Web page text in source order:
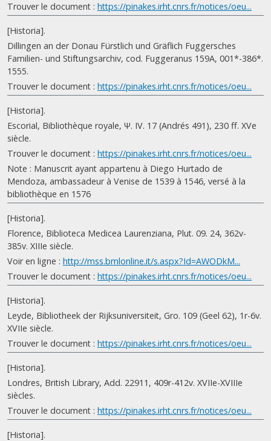
Trouver le document : https://pinakes.irht.cnrs.fr/notices/oeu...
[Historia].
Dillingen an der Donau Fürstlich und Gräflich Fuggersches
Familien- und Stiftungsarchiv, cod. Fuggeranus 159A, 001*-386*.
1555.
Trouver le document : https://pinakes.irht.cnrs.fr/notices/oeu...
[Historia].
Escorial, Bibliothèque royale, Ψ. IV. 17 (Andrés 491), 230 ff. XVe
siècle.
Trouver le document : https://pinakes.irht.cnrs.fr/notices/oeu...
Note : Manuscrit ayant appartenu à Diego Hurtado de
Mendoza, ambassadeur à Venise de 1539 à 1546, versé à la
bibliothèque en 1576
[Historia].
Florence, Biblioteca Medicea Laurenziana, Plut. 09. 24, 362v-
385v. XIIIe siècle.
Voir en ligne : http://mss.bmlonline.it/s.aspx?Id=AWODkM...
Trouver le document : https://pinakes.irht.cnrs.fr/notices/oeu...
[Historia].
Leyde, Bibliotheek der Rijksuniversiteit, Gro. 109 (Geel 62), 1r-6v.
XVIIe siècle.
Trouver le document : https://pinakes.irht.cnrs.fr/notices/oeu...
[Historia].
Londres, British Library, Add. 22911, 409r-412v. XVIIe-XVIIIe
siècles.
Trouver le document : https://pinakes.irht.cnrs.fr/notices/oeu...
[Historia].